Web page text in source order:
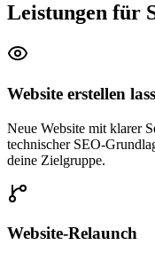
Leistungen für
Website erstellen
Neue Website mit klarer
technischer SEO-
deine Zielgruppe.
Website-Relaunch